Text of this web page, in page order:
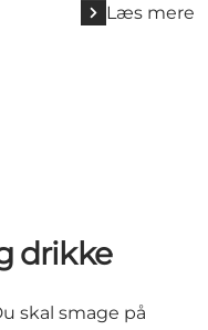
Læs mere
drikke
skal smage på